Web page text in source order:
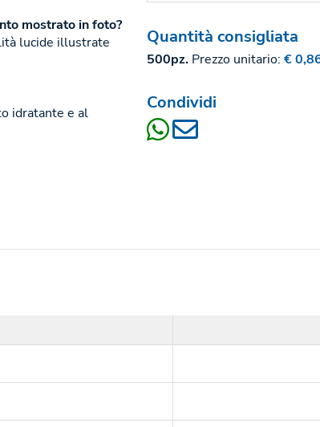
mostrato in foto?
lucide illustrate
idratante e al
Quantità consigliata
500pz. Prezzo unitario: €
Condividi